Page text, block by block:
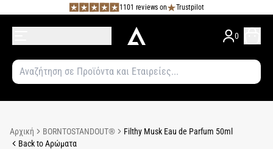
1101 reviews on Trustpilot
0
Αρχική BORNTOSTANDOUT®
Filthy Musk Eau de Parfum 50ml
Back to Αρώματα